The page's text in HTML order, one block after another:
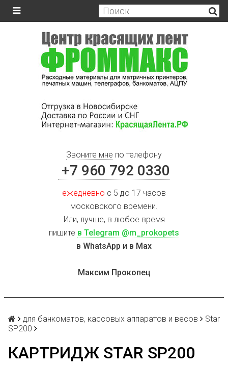
Звоните мне по телефону
+7 960 792 0330
ежедневно с 5 до 17 часов
московского времени.
Или, лучше, в любое время
пишите в Telegram @m_prokopets
в WhatsApp и в Max
Максим Прокопец
для банкоматов, кассовых аппаратов и весов
Star
SP200
КАРТРИДЖ STAR SP200